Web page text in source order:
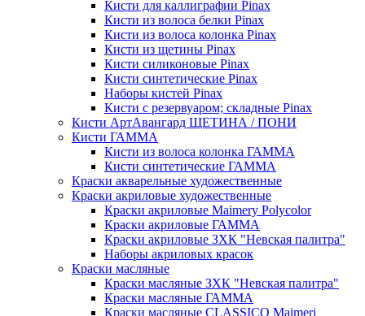
Кисти для каллиграфии Pinax
Кисти из волоса белки Pinax
Кисти из волоса колонка Pinax
Кисти из щетины Pinax
Кисти силиконовые Pinax
Кисти синтетические Pinax
Наборы кистей Pinax
Кисти с резервуаром; складные Pinax
Кисти АртАвангард ЩЕТИНА / ПОНИ
Кисти ГАММА
Кисти из волоса колонка ГАММА
Кисти синтетические ГАММА
Краски акварельные художественные
Краски акриловые художественные
Краски акриловые Maimery Polycolor
Краски акриловые ГАММА
Краски акриловые ЗХК "Невская палитра"
Наборы акриловых красок
Краски масляные
Краски масляные ЗХК "Невская палитра"
Краски масляные ГАММА
Краски масляные CLASSICO Maimeri